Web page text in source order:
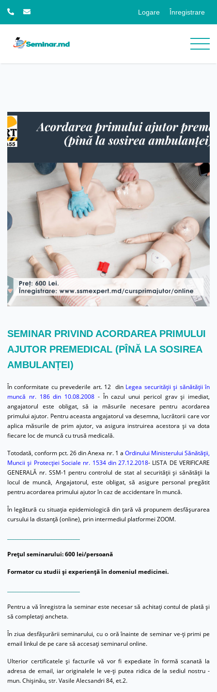
Logare Înregistrare
SEMINAR PRIVIND ACORDAREA PRIMULUI
AJUTOR PREMEDICAL (PÎNĂ LA SOSIREA
AMBULANȚEI)
În conformitate cu prevederile art. 12 din Legea securității și sănătății în
muncă nr. 186 din 10.08.2008 - În cazul unui pericol grav şi imediat,
angajatorul este obligat, să ia măsurile necesare pentru acordarea
primului ajutor. Pentru aceasta angajatorul va desemna, lucrătorii care vor
aplica măsurile de prim ajutor, va asigura instruirea acestora și va dota
fiecare loc de muncă cu trusă medicală.
Totodată, conform pct. 26 din Anexa nr. 1 a Ordinului Ministerului Sănătății,
Muncii și Protecției Sociale nr. 1534 din 27.12.2018- LISTA DE VERIFICARE
GENERALĂ nr. SSM-1 pentru controlul de stat al securității și sănătății la
locul de muncă, Angajatorul, este obligat, să asigure personal pregătit
pentru acordarea primului ajutor în caz de accidentare în muncă.
În legătură cu situația epidemiologică din țară vă propunem desfășurarea
cursului la distanță (online), prin intermediul platformei ZOOM.
Prețul seminarului: 600 lei/persoană
Formator cu studii și experiență în domeniul medicinei.
Pentru a vă înregistra la seminar este necesar să achitaţi contul de plată şi
să completaţi ancheta.
În ziua desfășurării seminarului, cu o oră înainte de seminar ve-ți primi pe
email linkul de pe care să accesați seminarul online.
Ulterior certificatele și facturile vă vor fi expediate în formă scanată la
adresa de email, iar originalele le ve-ți putea ridica de la sediul nostru -
mun. Chișinău, str. Vasile Alecsandri 84, et.2.